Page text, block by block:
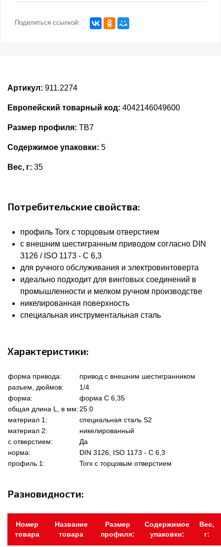
Поделиться ссылкой:
Артикул: 911.2274
Европейский товарный код: 4042146049600
Размер профиля: TB7
Содержимое упаковки: 5
Вес, г: 35
Потребительские свойства:
профиль Torx с торцовым отверстием
с внешним шестигранным приводом согласно DIN
3126 / ISO 1173 - C 6,3
для ручного обслуживания и электровинтоверта
идеально подходит для винтовых соединений в
промышленности и мелком ручном производстве
никелированная поверхность
специальная инструментальная сталь
Характеристики:
форма привода:
привод с внешним шестигранником
разъем, дюймов:
1/4
форма:
форма C 6,35
общая длина L, в мм: 25.0
материал 1:
специальная сталь S2
материал 2:
никелированный
с отверстием:
Да
норма:
DIN 3126, ISO 1173 - C 6,3
профиль 1:
Torx с торцовым отверстием
Разновидности:
Номер
товара
Название
товара
Размер
профиля:
Содержимое
упаковки:
Вес,
г: